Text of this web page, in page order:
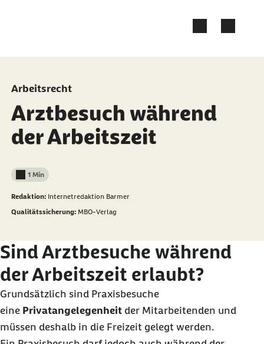
Arbeitsrecht
Arztbesuch während
der Arbeitszeit
Lesedauer weniger als
1 Min
Redaktion: Internetredaktion Barmer
Qualitätssicherung: MBO-Verlag
Sind Arztbesuche während
der Arbeitszeit erlaubt?
Grundsätzlich sind Praxisbesuche
eine Privatangelegenheit der Mitarbeitenden und
müssen deshalb in die Freizeit gelegt werden.